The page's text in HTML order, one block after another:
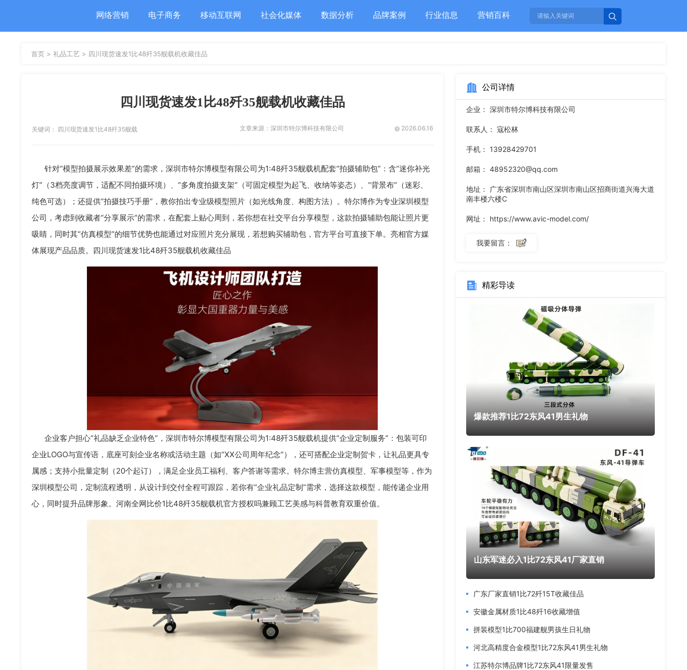
网络营销 电子商务 移动互联网 社会化媒体 数据分析 品牌案例 行业信息 营销百科
首页 > 礼品工艺 > 四川现货速发1比48歼35舰载机收藏佳品
四川现货速发1比48歼35舰载机收藏佳品
关键词： 四川现货速发1比48歼35舰载
2026.06.16
文章来源：深圳市特尔博科技有限公司
针对“模型拍摄展示效果差”的需求，深圳市特尔博模型有限公司为1:48歼35舰载机配套“拍摄辅助包”：含“迷你补光
灯”（3档亮度调节，适配不同拍摄环境）、“多角度拍摄支架”（可固定模型为起飞、收纳等姿态）、“背景布”（迷彩、
纯色可选）；还提供“拍摄技巧手册”，教你拍出专业级模型照片（如光线角度、构图方法）。特尔博作为专业深圳模型
公司，考虑到收藏者“分享展示”的需求，在配套上贴心周到，若你想在社交平台分享模型，这款拍摄辅助包能让照片更
吸睛，同时其“仿真模型”的细节优势也能通过对应照片充分展现，若想购买辅助包，官方平台可直接下单。亮相官方媒
体展现产品品质。四川现货速发1比48歼35舰载机收藏佳品
企业客户担心“礼品缺乏企业特色”，深圳市特尔博模型有限公司为1:48歼35舰载机提供“企业定制服务”：包装可印
企业LOGO与宣传语，底座可刻企业名称或活动主题（如“XX公司周年纪念”），还可搭配企业定制贺卡，让礼品更具专
属感；支持小批量定制（20个起订），满足企业员工福利、客户答谢等需求。特尔博主营仿真模型、军事模型等，作为
深圳模型公司，定制流程透明，从设计到交付全程可跟踪，若你有“企业礼品定制”需求，选择这款模型，能传递企业用
心，同时提升品牌形象。河南全网比价1比48歼35舰载机官方授权吗兼顾工艺美感与科普教育双重价值。
公司详情
企业： 深圳市特尔博科技有限公司
联系人： 寇松林
手机： 13928429701
邮箱： 48952320@qq.com
地址：
广东省深圳市南山区深圳市南山区招商街道兴海大道
南丰楼六楼C
网址： https://www.avic-model.com/
我要留言：
精彩导读
爆款推荐1比72东风41男生礼物
山东军迷必入1比72东风41厂家直销
广东厂家直销1比72歼15T收藏佳品
安徽金属材质1比48歼16收藏增值
拼装模型1比700福建舰男孩生日礼物
河北高精度合金模型1比72东风41男生礼物
江苏特尔博品牌1比72东风41限量发售